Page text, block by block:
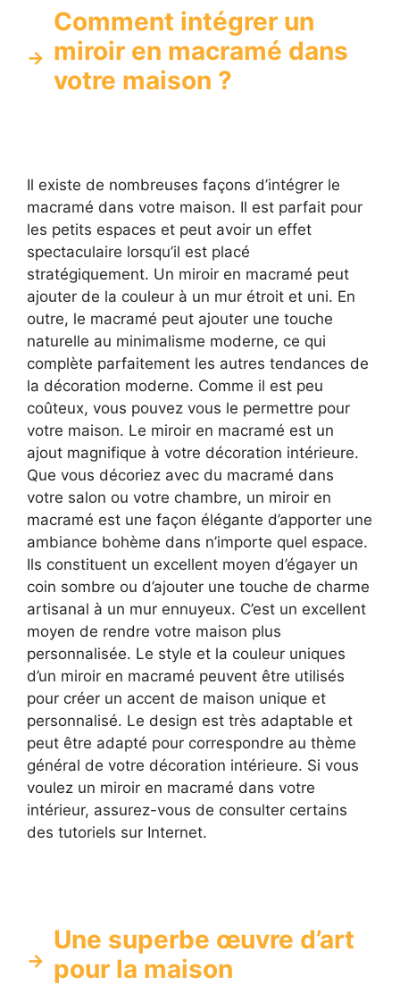
Comment intégrer un
miroir en macramé dans
votre maison ?
Il existe de nombreuses façons d’intégrer le
macramé dans votre maison. Il est parfait pour
les petits espaces et peut avoir un effet
spectaculaire lorsqu’il est placé
stratégiquement. Un miroir en macramé peut
ajouter de la couleur à un mur étroit et uni. En
outre, le macramé peut ajouter une touche
naturelle au minimalisme moderne, ce qui
complète parfaitement les autres tendances de
la décoration moderne. Comme il est peu
coûteux, vous pouvez vous le permettre pour
votre maison. Le miroir en macramé est un
ajout magnifique à votre décoration intérieure.
Que vous décoriez avec du macramé dans
votre salon ou votre chambre, un miroir en
macramé est une façon élégante d’apporter une
ambiance bohème dans n’importe quel espace.
Ils constituent un excellent moyen d’égayer un
coin sombre ou d’ajouter une touche de charme
artisanal à un mur ennuyeux. C’est un excellent
moyen de rendre votre maison plus
personnalisée. Le style et la couleur uniques
d’un miroir en macramé peuvent être utilisés
pour créer un accent de maison unique et
personnalisé. Le design est très adaptable et
peut être adapté pour correspondre au thème
général de votre décoration intérieure. Si vous
voulez un miroir en macramé dans votre
intérieur, assurez-vous de consulter certains
des tutoriels sur Internet.
Une superbe œuvre d’art
pour la maison